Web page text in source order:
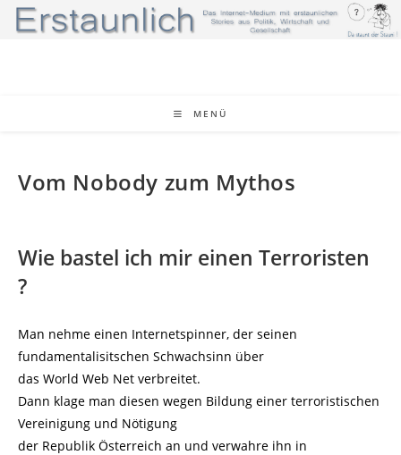
Zum
Inhalt
MENÜ
Vom Nobody zum Mythos
Wie bastel ich mir einen Terroristen
?
Man nehme einen Internetspinner, der seinen
fundamentalisitschen Schwachsinn über
das World Web Net verbreitet.
Dann klage man diesen wegen Bildung einer terroristischen
Vereinigung und Nötigung
der Republik Österreich an und verwahre ihn in